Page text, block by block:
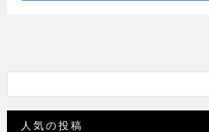
人気の投稿